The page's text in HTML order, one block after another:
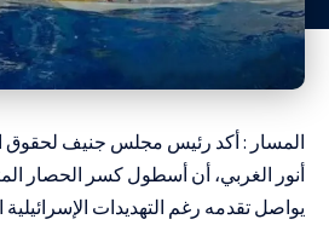
المسار : أكد رئيس مجلس جنيف لحقوق
أنور الغربي، أن أسطول كسر الحصار
يواصل تقدمه رغم التهديدات